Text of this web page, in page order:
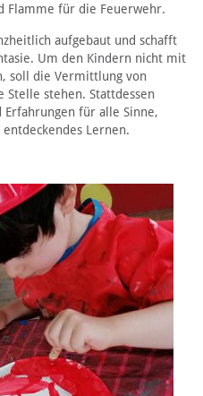
Flamme für die Feuerwehr.
aufgebaut und schafft
Um den Kindern nicht mit
soll die Vermittlung von
Stelle stehen. Stattdessen
für alle Sinne,
Lernen.